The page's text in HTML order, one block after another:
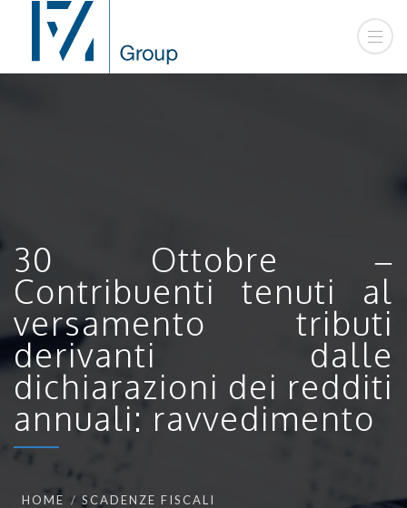
30 Ottobre –
Contribuenti tenuti al
versamento tributi
derivanti dalle
dichiarazioni dei redditi
annuali: ravvedimento
HOME
SCADENZE FISCALI